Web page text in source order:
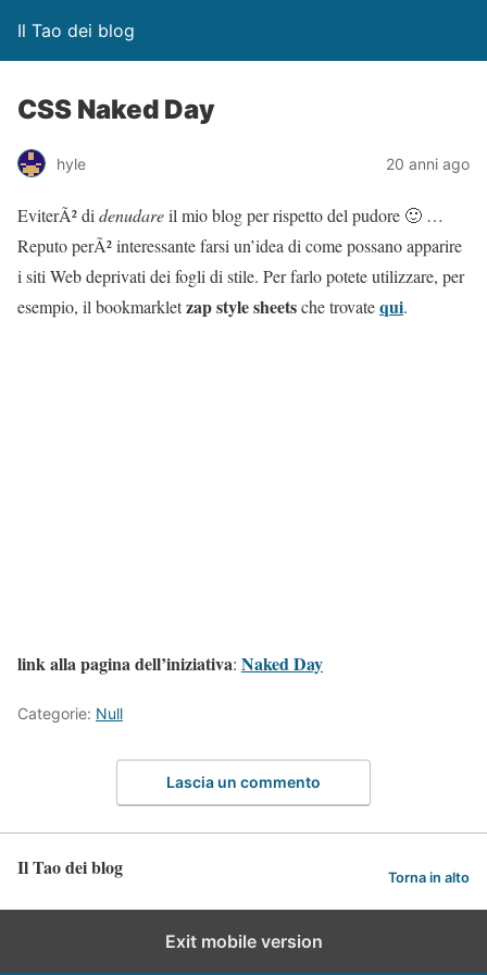
Il Tao dei blog
CSS Naked Day
hyle 20 anni ago
EviterÃ² di denudareil mio blog per rispetto del pudore 🙂 …
Reputo perÃ² interessante farsi un’idea di come possano apparire
i siti Web deprivati dei fogli di stile. Per farlo potete utilizzare, per
esempio, il bookmarkletzap style sheetsche trovatequi.
link alla pagina dell’iniziativa: Naked Day
Categorie: Null
Lascia un commento
Il Tao dei blog Torna in alto
Exit mobile version